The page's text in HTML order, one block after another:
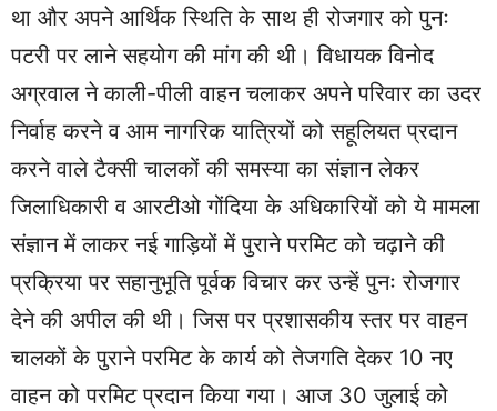
था और अपने आर्थिक स्थिति के साथ ही रोजगार को पुनः
पटरी पर लाने सहयोग की मांग की थी। विधायक विनोद
अग्रवाल ने काली-पीली वाहन चलाकर अपने परिवार का उदर
निर्वाह करने व आम नागरिक यात्रियों को सहूलियत प्रदान
करने वाले टैक्सी चालकों की समस्या का संज्ञान लेकर
जिलाधिकारी व आरटीओ गोंदिया के अधिकारियों को ये मामला
संज्ञान में लाकर नई गाड़ियों में पुराने परमिट को चढ़ाने की
प्रक्रिया पर सहानुभूति पूर्वक विचार कर उन्हें पुनः रोजगार
देने की अपील की थी। जिस पर प्रशासकीय स्तर पर वाहन
चालकों के पुराने परमिट के कार्य को तेजगति देकर 10 नए
वाहन को परमिट प्रदान किया गया। आज 30 जुलाई को